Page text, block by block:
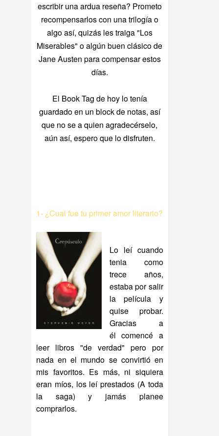
escribir una ardua reseña? Prometo
recompensarlos con una trilogía o
algo así, quizás les traiga "Los
Miserables" o algún buen clásico de
Jane Austen para compensar estos
días.
El Book Tag de hoy lo tenía
guardado en un block de notas, así
que no se a quien agradecérselo,
aún así, espero que lo disfruten.
1- ¿Cual fue tu primer amor literario?
Lo leí cuando
tenia como
trece años,
estaba por salir
la película y
quise probar.
Gracias a
él comencé a
leer libros "de verdad" pero por
nada en el mundo se convirtió en
mis favoritos. Es más, ni siquiera
eran míos, los leí prestados (A toda
la saga) y jamás planee
comprarlos.